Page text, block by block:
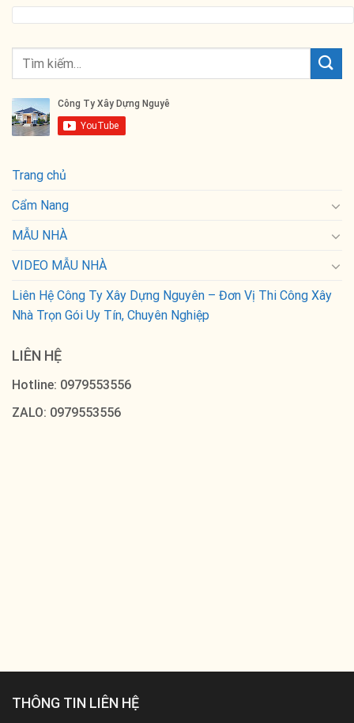
Trang chủ
Cẩm Nang
MẪU NHÀ
VIDEO MẪU NHÀ
Liên Hệ Công Ty Xây Dựng Nguyên – Đơn Vị Thi Công Xây
Nhà Trọn Gói Uy Tín, Chuyên Nghiệp
LIÊN HỆ
Hotline: 0979553556
ZALO: 0979553556
THÔNG TIN LIÊN HỆ